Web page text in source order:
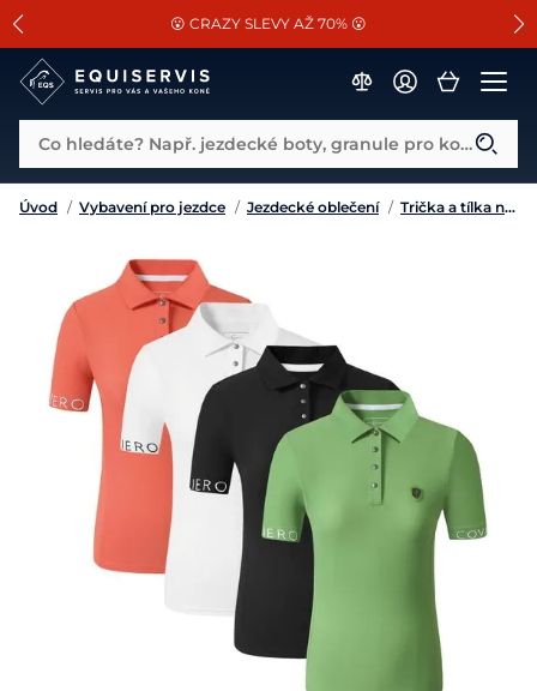
SLEVA 13% na vše od Cassini!
😮 CRAZY SLEVY AŽ 70% 😮
📐Pasování a doplňky k vybraným sedlům ZDARMA 🐴
Co hledáte? Např. jezdecké boty, granule pro koně...
Úvod / Vybavení pro jezdce / Jezdecké oblečení / Trička a tílka na volný čas